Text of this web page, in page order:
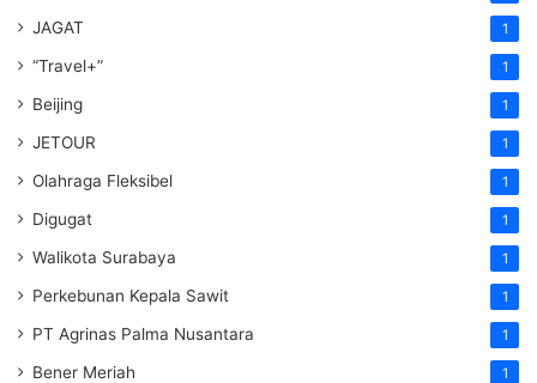
JAGAT 1
“Travel+” 1
Beijing 1
JETOUR 1
Olahraga Fleksibel 1
Digugat 1
Walikota Surabaya 1
Perkebunan Kepala Sawit 1
PT Agrinas Palma Nusantara 1
Bener Meriah 1